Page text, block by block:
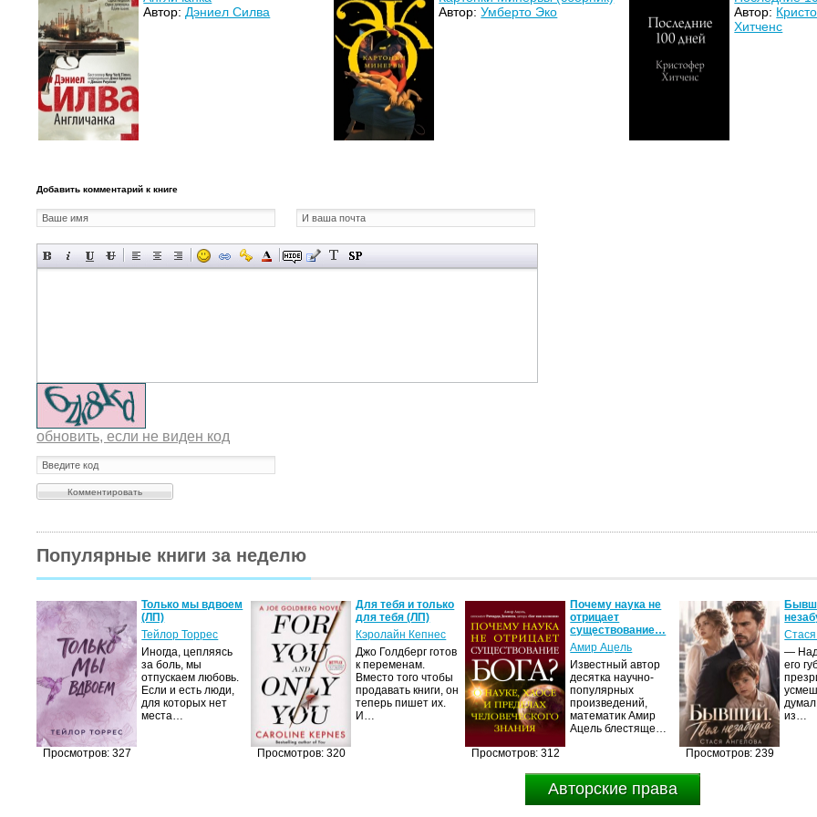
Автор:Дэниел Силва
Автор:Умберто Эко
Автор:
Хитченс
Добавить комментарий к книге
обновить, если не виден код
Популярные книги за неделю
Просмотров: 327
Только мы вдвоем
(ЛП)
Тейлор Торрес
Иногда, цепляясь
за боль, мы
отпускаем любовь.
Если и есть люди,
для которых нет
места…
Просмотров: 320
Для тебя и только
для тебя (ЛП)
Кэролайн Кепнес
Джо Голдберг готов
к переменам.
Вместо того чтобы
продавать книги, он
теперь пишет их.
И…
Просмотров: 312
Почему наука не
отрицает
существование…
Амир Ацель
Известный автор
десятка научно-
популярных
произведений,
математик Амир
Ацель блестяще…
Просмотров: 239
—
его
из…
Авторские права